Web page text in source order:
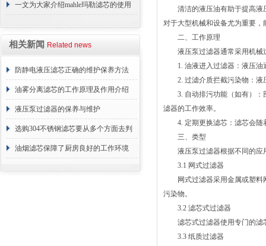
周期区别介绍
一文为大家介绍mahle玛勒滤芯的使用
相关新闻 Related news
防静电液压滤芯正确的维护保养方法
油雾分离滤芯的工作原理及作用介绍
液压泵过滤器的保养与维护
选购304不锈钢滤芯要从多个方面去判
断
油烟滤芯保障了厨房良好的工作环境
清洁的液压油有助于提高液压
对于大型机械和设备尤为重要
二、工作原理
液压泵过滤器通常采用机械
1. 油液进入过滤器：液压油
2. 过滤介质拦截污染物：液
3. 自动排污功能（如有）：
滤器的工作效率。
4. 定期更换滤芯：滤芯会随
三、类型
液压泵过滤器根据不同的应
3.1 网式过滤器
网式过滤器采用金属或塑料网
污染物。
3.2 滤芯式过滤器
滤芯式过滤器使用专门的滤芯
3.3 纸质过滤器